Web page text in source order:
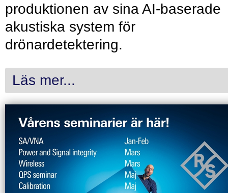
produktionen av sina AI-baserade
akustiska system för
drönardetektering.
Läs mer...